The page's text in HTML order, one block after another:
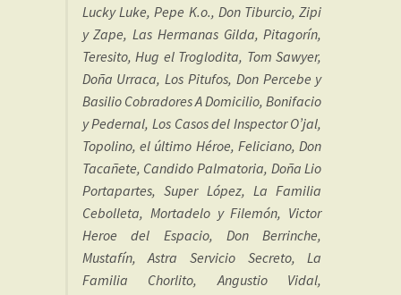
Lucky Luke, Pepe K.o., Don Tiburcio, Zipi
y Zape, Las Hermanas Gilda, Pitagorín,
Teresito, Hug el Troglodita, Tom Sawyer,
Doña Urraca, Los Pitufos, Don Percebe y
Basilio Cobradores A Domicilio, Bonifacio
y Pedernal, Los Casos del Inspector O’jal,
Topolino, el último Héroe, Feliciano, Don
Tacañete, Candido Palmatoria, Doña Lio
Portapartes, Super López, La Familia
Cebolleta, Mortadelo y Filemón, Victor
Heroe del Espacio, Don Berrinche,
Mustafín, Astra Servicio Secreto, La
Familia Chorlito, Angustio Vidal,